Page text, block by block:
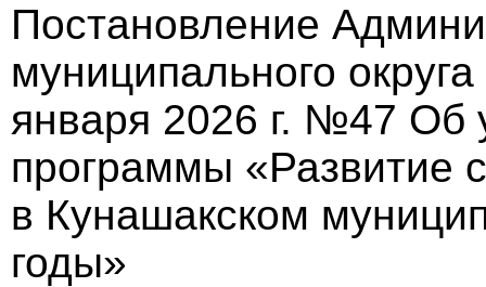
Постановление
муниципального
января 2026 г. №47 Об
программы «Развитие
в Кунашакском
годы»